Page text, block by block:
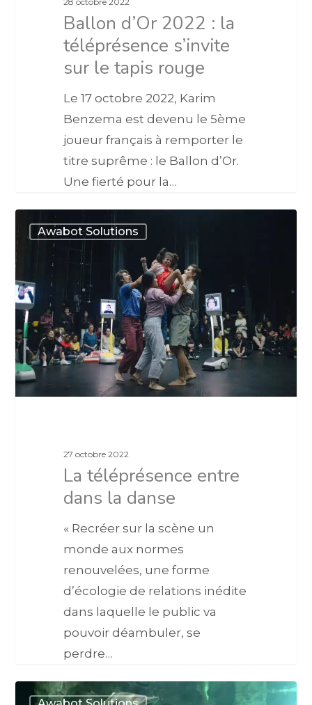
Ballon d’Or 2022 : la
téléprésence s’invite
sur le tapis rouge
Le 17 octobre 2022, Karim
Benzema est devenu le 5ème
joueur français à remporter le
titre suprême : le Ballon d’Or.
Une fierté pour la…
Awabot Solutions
27 octobre 2022
La téléprésence entre
dans la danse
« Recréer sur la scène un
monde aux normes
renouvelées, une forme
d’écologie de relations inédite
dans laquelle le public va
pouvoir déambuler, se
perdre…